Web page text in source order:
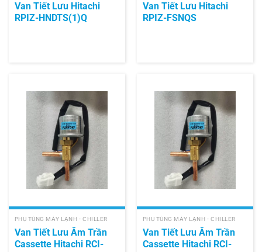
Van Tiết Lưu Hitachi
RPIZ-HNDTS(1)Q
Van Tiết Lưu Hitachi
RPIZ-FSNQS
PHỤ TÙNG MÁY LẠNH - CHILLER
Van Tiết Lưu Âm Trần
Cassette Hitachi RCI-
PHỤ TÙNG MÁY LẠNH - CHILLER
Van Tiết Lưu Âm Trần
Cassette Hitachi RCI-